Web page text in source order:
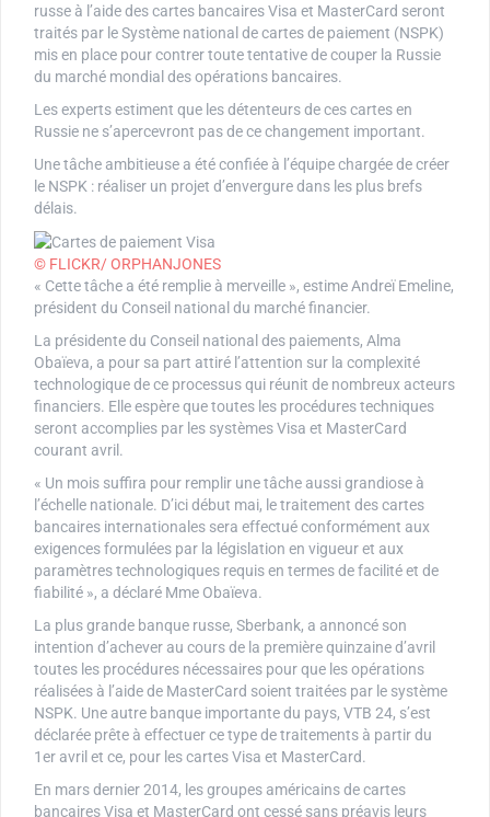
russe à l’aide des cartes bancaires Visa et MasterCard seront
traités par le Système national de cartes de paiement (NSPK)
mis en place pour contrer toute tentative de couper la Russie
du marché mondial des opérations bancaires.
Les experts estiment que les détenteurs de ces cartes en
Russie ne s’apercevront pas de ce changement important.
Une tâche ambitieuse a été confiée à l’équipe chargée de créer
le NSPK : réaliser un projet d’envergure dans les plus brefs
délais.
© FLICKR/ ORPHANJONES
« Cette tâche a été remplie à merveille », estime Andreï Emeline,
président du Conseil national du marché financier.
La présidente du Conseil national des paiements, Alma
Obaïeva, a pour sa part attiré l’attention sur la complexité
technologique de ce processus qui réunit de nombreux acteurs
financiers. Elle espère que toutes les procédures techniques
seront accomplies par les systèmes Visa et MasterCard
courant avril.
« Un mois suffira pour remplir une tâche aussi grandiose à
l’échelle nationale. D’ici début mai, le traitement des cartes
bancaires internationales sera effectué conformément aux
exigences formulées par la législation en vigueur et aux
paramètres technologiques requis en termes de facilité et de
fiabilité », a déclaré Mme Obaïeva.
La plus grande banque russe, Sberbank, a annoncé son
intention d’achever au cours de la première quinzaine d’avril
toutes les procédures nécessaires pour que les opérations
réalisées à l’aide de MasterCard soient traitées par le système
NSPK. Une autre banque importante du pays, VTB 24, s’est
déclarée prête à effectuer ce type de traitements à partir du
1er avril et ce, pour les cartes Visa et MasterCard.
En mars dernier 2014, les groupes américains de cartes
bancaires Visa et MasterCard ont cessé sans préavis leurs